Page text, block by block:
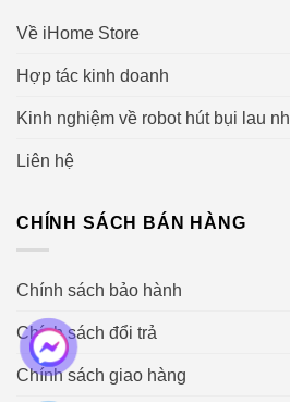
Về iHome Store
Hợp tác kinh doanh
Kinh nghiệm về robot hút bụi lau
Liên hệ
CHÍNH SÁCH BÁN HÀNG
Chính sách bảo hành
Chính sách đổi trả
Chính sách giao hàng